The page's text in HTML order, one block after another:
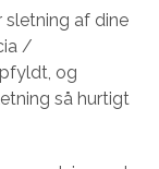
af dine
/
og
så hurtigt